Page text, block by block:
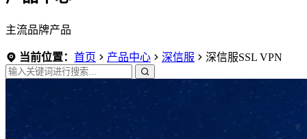
主流品牌产品
当前位置： 首页 产品中心 深信服 深信服SSL VPN